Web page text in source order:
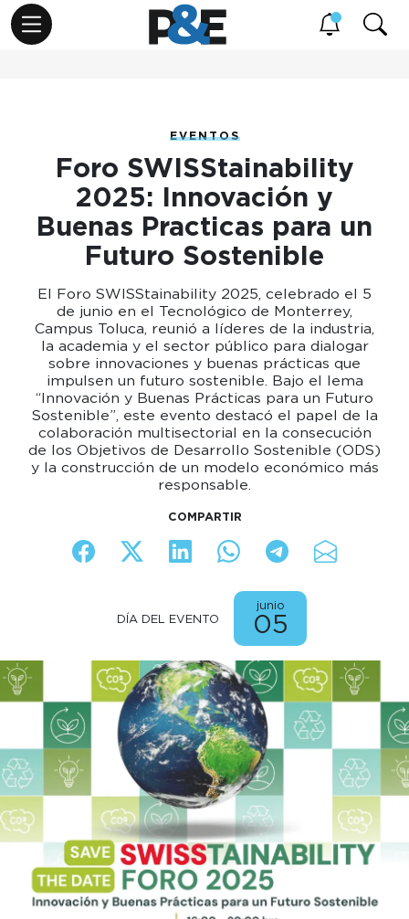
DÍA DEL EVENTO
junio
05
EVENTOS
Foro SWISStainability
2025: Innovación y
Buenas Practicas para un
Futuro Sostenible
El Foro SWISStainability 2025, celebrado el 5
de junio en el Tecnológico de Monterrey,
Campus Toluca, reunió a líderes de la industria,
la academia y el sector público para dialogar
sobre innovaciones y buenas prácticas que
impulsen un futuro sostenible. Bajo el lema
“Innovación y Buenas Prácticas para un Futuro
Sostenible”, este evento destacó el papel de la
colaboración multisectorial en la consecución
de los Objetivos de Desarrollo Sostenible (ODS)
y la construcción de un modelo económico más
responsable.
COMPARTIR